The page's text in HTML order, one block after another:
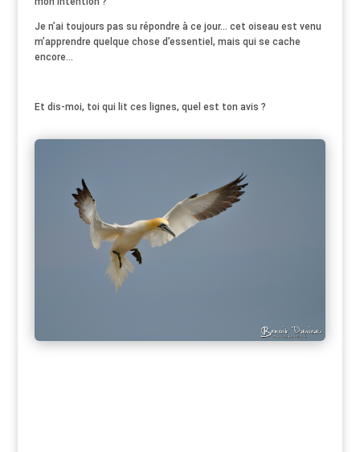
Je n’ai toujours pas su répondre à ce jour… cet oiseau est venu
m’apprendre quelque chose d’essentiel, mais qui se cache
encore…
Et dis-moi, toi qui lit ces lignes, quel est ton avis ?